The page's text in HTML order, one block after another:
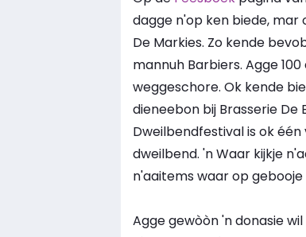
dagge n'op ken biede, mar
De Markies. Zo kende
mannuh Barbiers. Agge
weggeschore. Ok kende
dieneebon bij Brasserie De
Dweilbendfestival is ok
dweilbend. 'n Waar kijkje
n'aaitems waar op
Agge gewòòn 'n donasie